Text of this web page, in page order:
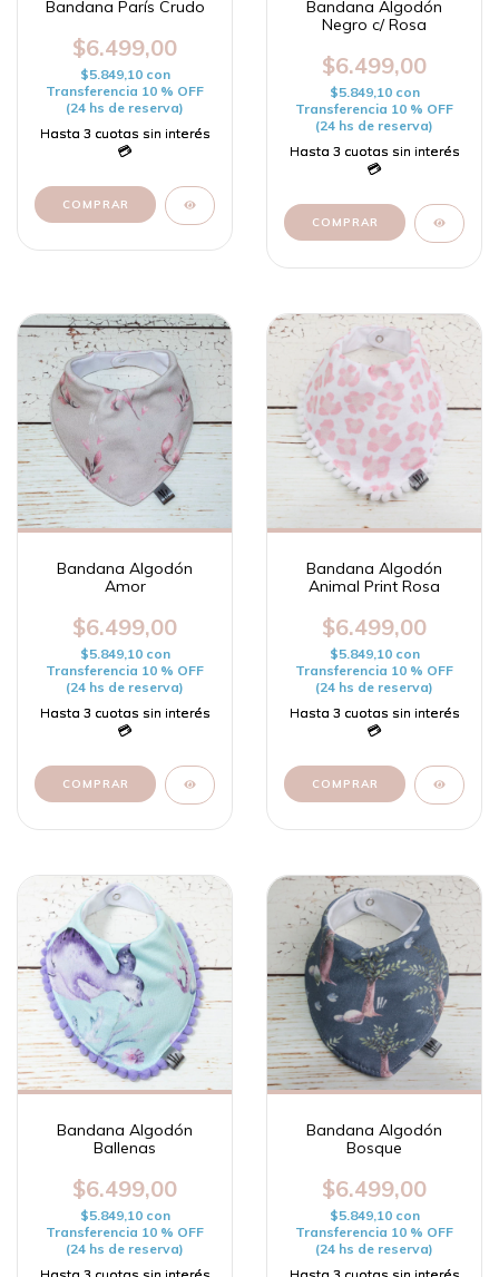
Bandana París Crudo
$6.499,00
$5.849,10 con
Transferencia 10 % OFF
(24 hs de reserva)
Bandana Algodón
Negro c/ Rosa
$6.499,00
$5.849,10 con
Transferencia 10 % OFF
(24 hs de reserva)
Bandana Algodón
Amor
$6.499,00
$5.849,10 con
Transferencia 10 % OFF
(24 hs de reserva)
Bandana Algodón
Animal Print Rosa
$6.499,00
$5.849,10 con
Transferencia 10 % OFF
(24 hs de reserva)
Bandana Algodón
Ballenas
$6.499,00
$5.849,10 con
Transferencia 10 % OFF
(24 hs de reserva)
Bandana Algodón
Bosque
$6.499,00
$5.849,10 con
Transferencia 10 % OFF
(24 hs de reserva)